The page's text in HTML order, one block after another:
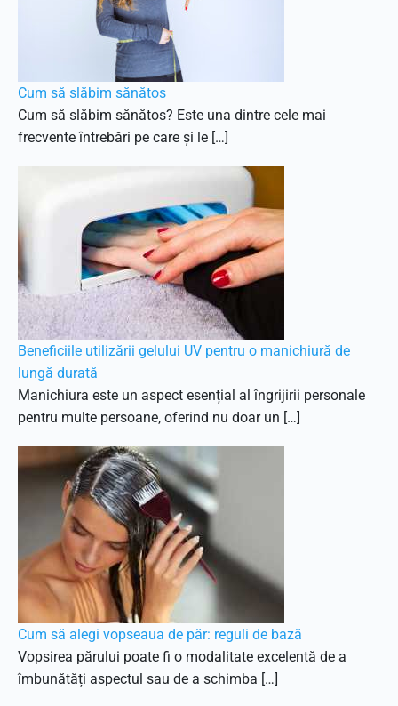
Cum să slăbim sănătos
Cum să slăbim sănătos? Este una dintre cele mai
frecvente întrebări pe care și le […]
Beneficiile utilizării gelului UV pentru o manichiură de
lungă durată
Manichiura este un aspect esențial al îngrijirii personale
pentru multe persoane, oferind nu doar un […]
Cum să alegi vopseaua de păr: reguli de bază
Vopsirea părului poate fi o modalitate excelentă de a
îmbunătăți aspectul sau de a schimba […]